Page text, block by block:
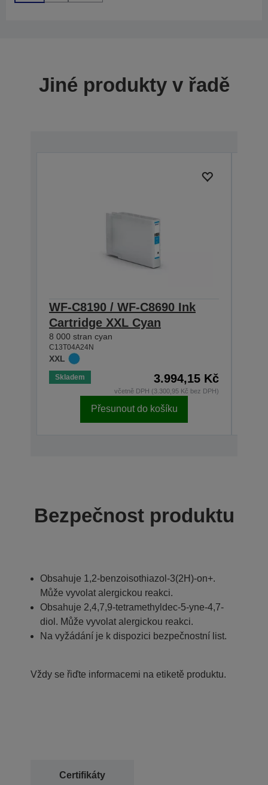
Jiné produkty v řadě
WF-C8190 / WF-C8690 Ink
Cartridge XXL Cyan
8 000 stran cyan
C13T04A24N
XXL
Skladem 3.994,15 Kč
včetně DPH (3.300,95 Kč bez DPH)
Přesunout do košíku
Bezpečnost produktu
Obsahuje 1,2-benzoisothiazol-3(2H)-on+.
Může vyvolat alergickou reakci.
Obsahuje 2,4,7,9-tetramethyldec-5-yne-4,7-
diol. Může vyvolat alergickou reakci.
Na vyžádání je k dispozici bezpečnostní list.
Vždy se řiďte informacemi na etiketě produktu.
Certifikáty